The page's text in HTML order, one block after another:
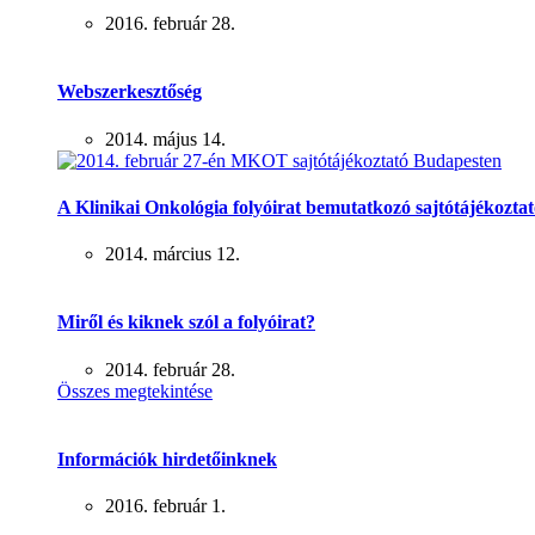
2016. február 28.
Webszerkesztőség
2014. május 14.
A Klinikai Onkológia folyóirat bemutatkozó
2014. március 12.
Miről és kiknek szól a folyóirat?
2014. február 28.
Összes megtekintése
Információk hirdetőinknek
2016. február 1.